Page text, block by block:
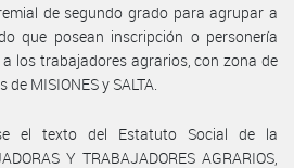
de segundo grado para agrupar a
que posean inscripción o personería
los trabajadores agrarios, con zona de
MISIONES y SALTA.
el texto del Estatuto Social de la
Y TRABAJADORES AGRARIOS,